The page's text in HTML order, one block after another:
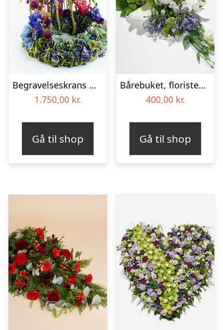
Begravelseskrans med hortensia og farverige detaljer – Blomster til begravelse
1.750,00 kr.
Gå til shop
Bårebuket, floristens valg – Blomster til begravelse
400,00 kr.
Gå til shop